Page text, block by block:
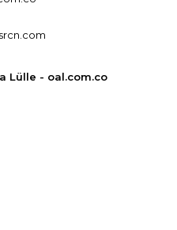
Lülle - oal.com.co